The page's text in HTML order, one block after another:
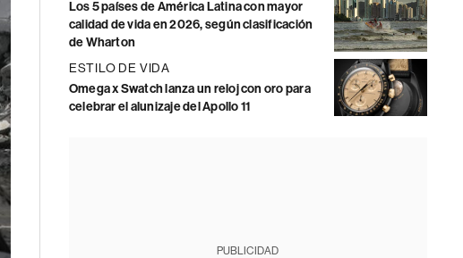
Los 5 países de América Latina con mayor
calidad de vida en 2026, según clasificación
de Wharton
ESTILO DE VIDA
Omega x Swatch lanza un reloj con oro para
celebrar el alunizaje del Apollo 11
PUBLICIDAD